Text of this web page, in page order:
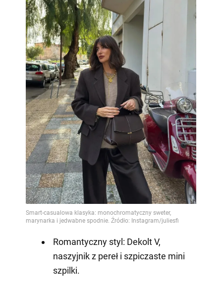
Romantyczny styl: Dekolt V,
naszyjnik z pereł i szpiczaste mini
szpilki.